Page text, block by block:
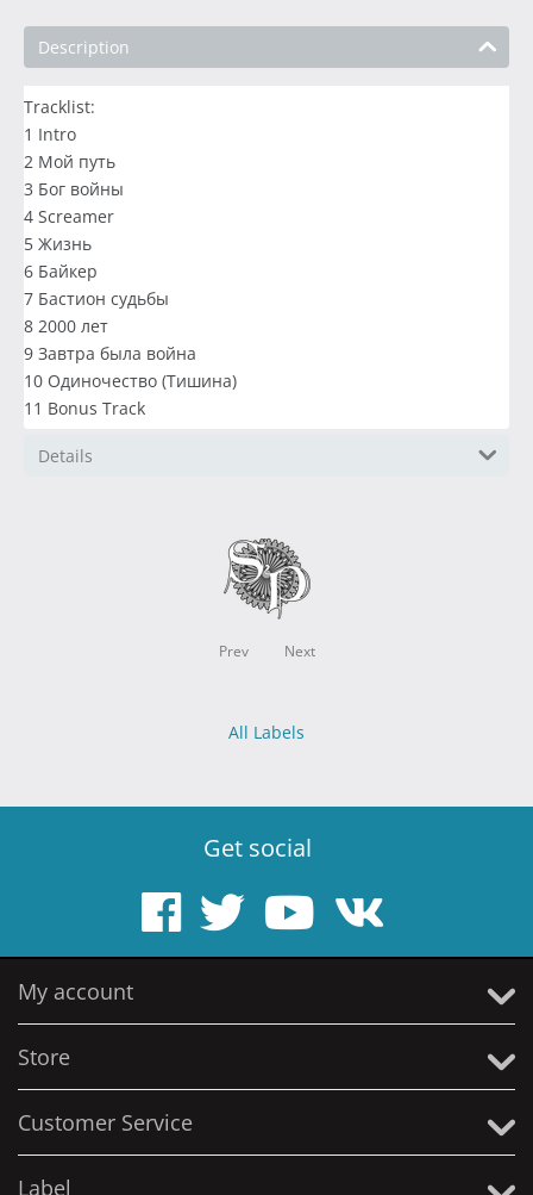
Description
Tracklist:
1 Intro
2 Мой путь
3 Бог войны
4 Screamer
5 Жизнь
6 Байкер
7 Бастион судьбы
8 2000 лет
9 Завтра была война
10 Одиночество (Тишина)
11 Bonus Track
Details
Prev Next
All Labels
Get social
My account
Store
Customer Service
Label